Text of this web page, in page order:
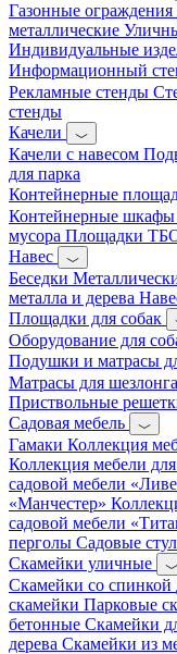
Газонные ограждения
металлические
Индивидуальные
Информационный
Рекламные стенды
стенды
Качели
Качели с навесом
для парка
Контейнерные
Контейнерные шкафы
мусора Площадки
Навес
Беседки
металла и дерева
Площадки для собак
Оборудование для
Подушки и матрасы
Матрасы для шезлонга
Приствольные
Садовая мебель
Гамаки Коллекция
Коллекция мебели
садовой мебели
«Манчестер»
садовой мебели
перголы Садовые
Скамейки уличные
Скамейки со спинкой
скамейки Парковые
бетонные Скамейки
дерева Скамейки из